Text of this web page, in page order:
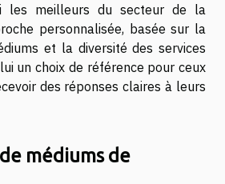
les meilleurs du secteur de la
personnalisée, basée sur la
et la diversité des services
un choix de référence pour ceux
des réponses claires à leurs
médiums de